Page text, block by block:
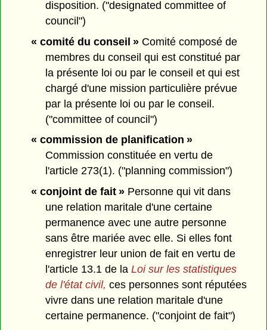
disposition. ("designated committee of
council")
« comité du conseil »Comité composé de
membres du conseil qui est constitué par
la présente loi ou par le conseil et qui est
chargé d'une mission particulière prévue
par la présente loi ou par le conseil.
("committee of council")
« commission de planification »
Commission constituée en vertu de
l'article 273(1). ("planning commission")
« conjoint de fait »Personne qui vit dans
une relation maritale d'une certaine
permanence avec une autre personne
sans être mariée avec elle. Si elles font
enregistrer leur union de fait en vertu de
l'article 13.1 de laLoi sur les statistiques
de l'état civil,ces personnes sont réputées
vivre dans une relation maritale d'une
certaine permanence. ("conjoint de fait")